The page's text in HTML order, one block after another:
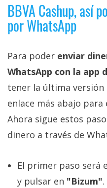
encontrarás
todas las
noticias sobre
ordenadores,
apps,
informática,
videojuegos,
trucos y
tutoriales.
El Grupo
Informático
2026.
Algunos
derechos
reservados.
BBVA Cashup, así
por WhatsApp
Para poder enviar
WhatsApp con la app
tener la última versión
enlace más abajo
Ahora sigue estos
dinero a través de
El primer paso será
y pulsar en "Bizum".